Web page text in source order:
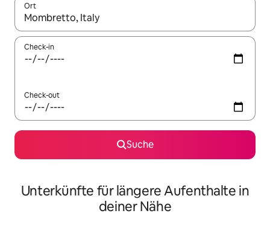
Ort
Wenn Ergebnisse verfügbar sind, navigiere mit den
Check-in
Check-out
Suche
Unterkünfte für längere Aufenthalte in
deiner Nähe